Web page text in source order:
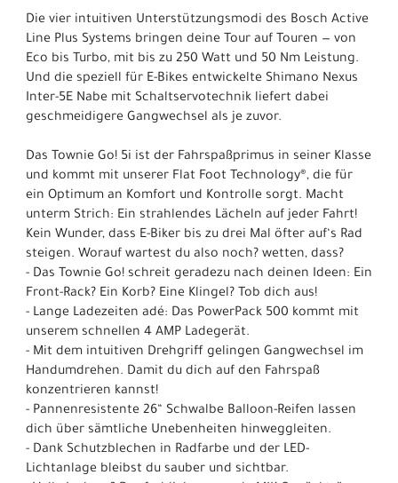
Die vier intuitiven Unterstützungsmodi des Bosch Active
Line Plus Systems bringen deine Tour auf Touren — von
Eco bis Turbo, mit bis zu 250 Watt und 50 Nm Leistung.
Und die speziell für E-Bikes entwickelte Shimano Nexus
Inter-5E Nabe mit Schaltservotechnik liefert dabei
geschmeidigere Gangwechsel als je zuvor.
Das Townie Go! 5i ist der Fahrspaßprimus in seiner Klasse
und kommt mit unserer Flat Foot Technology®, die für
ein Optimum an Komfort und Kontrolle sorgt. Macht
unterm Strich: Ein strahlendes Lächeln auf jeder Fahrt!
Kein Wunder, dass E-Biker bis zu drei Mal öfter auf‘s Rad
steigen. Worauf wartest du also noch? wetten, dass?
- Das Townie Go! schreit geradezu nach deinen Ideen: Ein
Front-Rack? Ein Korb? Eine Klingel? Tob dich aus!
- Lange Ladezeiten adé: Das PowerPack 500 kommt mit
unserem schnellen 4 AMP Ladegerät.
- Mit dem intuitiven Drehgriff gelingen Gangwechsel im
Handumdrehen. Damit du dich auf den Fahrspaß
konzentrieren kannst!
- Pannenresistente 26“ Schwalbe Balloon-Reifen lassen
dich über sämtliche Unebenheiten hinweggleiten.
- Dank Schutzblechen in Radfarbe und der LED-
Lichtanlage bleibst du sauber und sichtbar.